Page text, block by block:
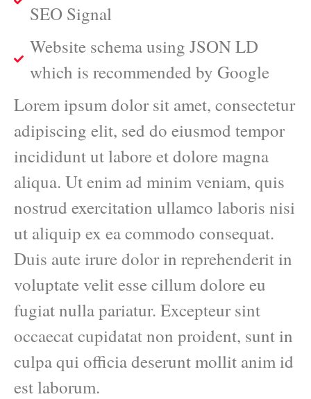
SEO Signal
Website schema using JSON LD
which is recommended by Google
Lorem ipsum dolor sit amet, consectetur
adipiscing elit, sed do eiusmod tempor
incididunt ut labore et dolore magna
aliqua. Ut enim ad minim veniam, quis
nostrud exercitation ullamco laboris nisi
ut aliquip ex ea commodo consequat.
Duis aute irure dolor in reprehenderit in
voluptate velit esse cillum dolore eu
fugiat nulla pariatur. Excepteur sint
occaecat cupidatat non proident, sunt in
culpa qui officia deserunt mollit anim id
est laborum.